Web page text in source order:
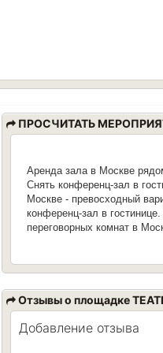
ПРОСЧИТАТЬ
Аренда зала в Москве
Снять конференц-зал в
Москве - превосходный
конференц-зал в
переговорных комнат в
Отзывы о площадке
Добавление отзыва